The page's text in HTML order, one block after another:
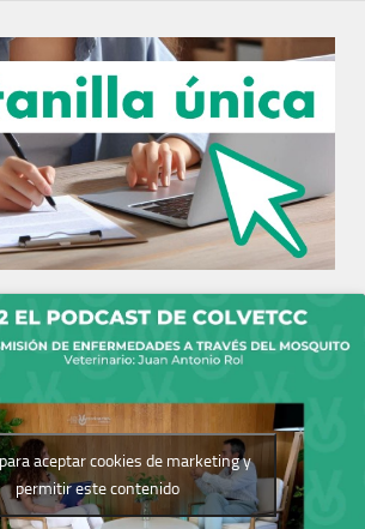
aceptar cookies de marketing y
permitir este contenido